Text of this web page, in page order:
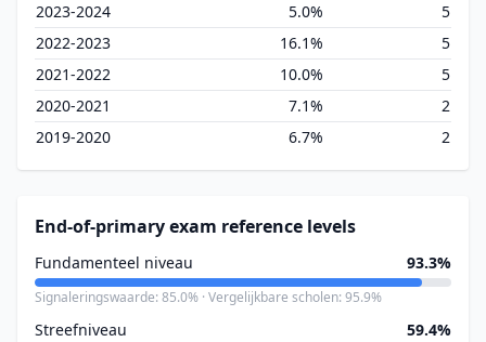
2023-2024
5.0%
5
2022-2023
16.1%
5
2021-2022
10.0%
5
2020-2021
7.1%
2
2019-2020
6.7% 2
End-of-primary exam reference levels
Fundamenteel niveau 93.3%
Signaleringswaarde: 85.0% · Vergelijkbare scholen: 95.9%
Streefniveau 59.4%